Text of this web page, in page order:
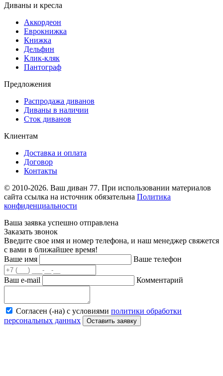
Диваны и кресла
Аккордеон
Еврокнижка
Книжка
Дельфин
Клик-кляк
Пантограф
Предложения
Распродажа диванов
Диваны в наличии
Сток диванов
Клиентам
Доставка и оплата
Договор
Контакты
© 2010-2026. Ваш диван 77. При использовании материалов
сайта ссылка на источник обязательна Политика
конфиденциальности
Ваша заявка успешно отправлена
Заказать звонок
Введите свое имя и номер телефона, и наш менеджер свяжется
с вами в ближайшее время!
Ваше имя
Ваше телефон
Ваш e-mail Комментарий
Согласен (-на) с условиями политики обработки
персональных данных